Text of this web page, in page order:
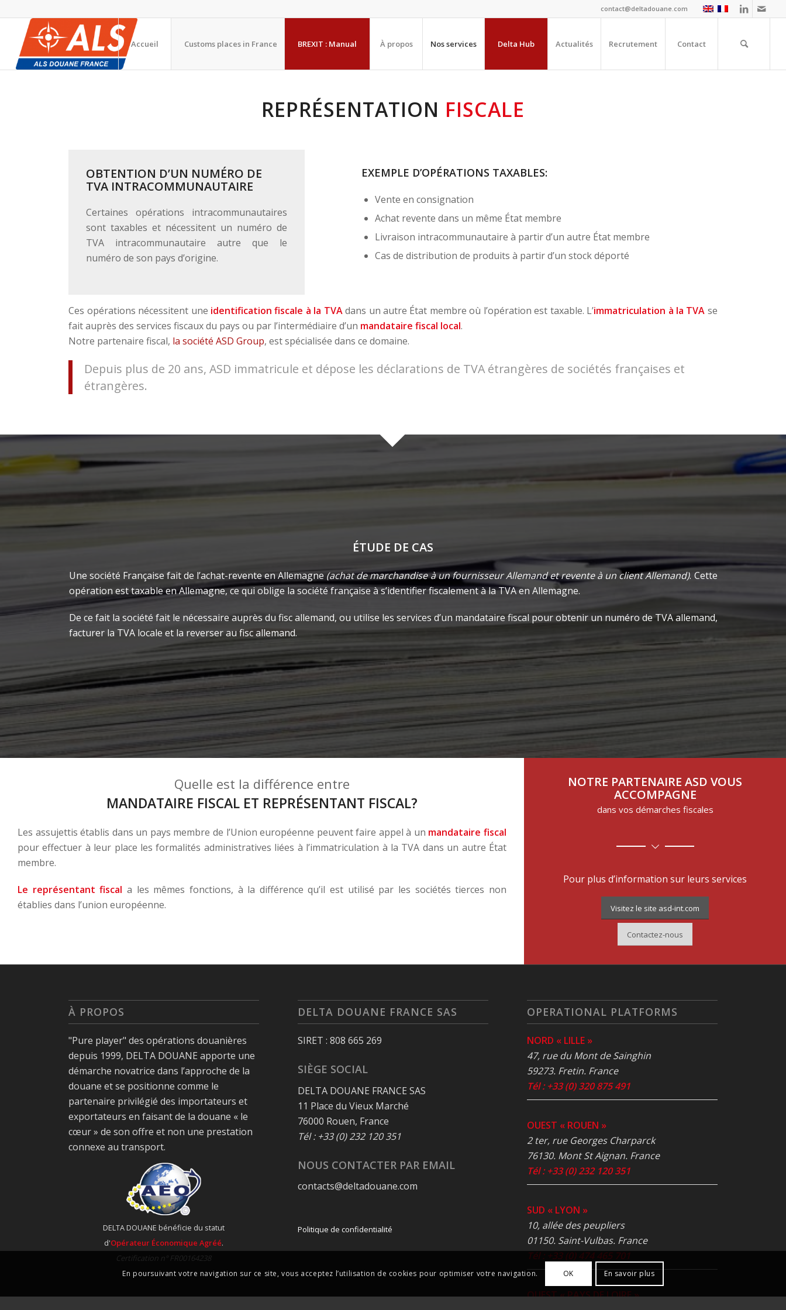
contact@deltadouane.com
Accueil Customs places in France BREXIT : Manual À propos Nos services Delta Hub Actualités Recrutement Contact
REPRÉSENTATION FISCALE
OBTENTION D’UN NUMÉRO DE
TVA INTRACOMMUNAUTAIRE
Certaines opérations intracommunautaires
sont taxables et nécessitent un numéro de
TVA intracommunautaire autre que le
numéro de son pays d’origine.
EXEMPLE D’OPÉRATIONS TAXABLES:
Vente en consignation
Achat revente dans un même État membre
Livraison intracommunautaire à partir d’un autre État membre
Cas de distribution de produits à partir d’un stock déporté
Ces opérations nécessitent une identification fiscale à la TVAdans un autre État membre où l’opération est taxable. L’immatriculation à la TVA se
fait auprès des services fiscaux du pays ou par l’intermédiaire d’un mandataire fiscal local.
Notre partenaire fiscal, la société ASD Group, est spécialisée dans ce domaine.
Depuis plus de 20 ans, ASD immatricule et dépose les déclarations de TVA étrangères de sociétés françaises et
étrangères.
ÉTUDE DE CAS
Une société Française fait de l’achat-revente en Allemagne(achat de marchandise à un fournisseur Allemand et revente à un client Allemand). Cette
opération est taxable en Allemagne, ce qui oblige la société française à s’identifier fiscalement à la TVA en Allemagne.
De ce fait la société fait le nécessaire auprès du fisc allemand, ou utilise les services d’un mandataire fiscal pour obtenir un numéro de TVA allemand,
facturer la TVA locale et la reverser au fisc allemand.
Quelle est la différence entre
MANDATAIRE FISCAL ET REPRÉSENTANT FISCAL?
Les assujettis établis dans un pays membre de l’Union européenne peuvent faire appel à un mandataire fiscal
pour effectuer à leur place les formalités administratives liées à l’immatriculation à la TVA dans un autre État
membre.
Le représentant fiscal a les mêmes fonctions, à la différence qu’il est utilisé par les sociétés tierces non
établies dans l’union européenne.
NOTRE PARTENAIRE ASD VOUS
ACCOMPAGNE
dans vos démarches fiscales
Pour plus d’information sur leurs services
Visitez le site asd-int.com
Contactez-nous
À PROPOS
"Pure player" des opérations douanières
depuis 1999, DELTA DOUANE apporte une
démarche novatrice dans l’approche de la
douane et se positionne comme le
partenaire privilégié des importateurs et
exportateurs en faisant de la douane « le
cœur » de son offre et non une prestation
connexe au transport.
DELTA DOUANE bénéficie du statut
d'Opérateur Économique Agréé.
Certification n° FR00164238
DELTA DOUANE FRANCE SAS
SIRET : 808 665 269
SIÈGE SOCIAL
DELTA DOUANE FRANCE SAS
11 Place du Vieux Marché
76000 Rouen, France
Tél : +33 (0) 232 120 351
NOUS CONTACTER PAR EMAIL
contacts@deltadouane.com
Politique de confidentialité
OPERATIONAL PLATFORMS
NORD « LILLE »
47, rue du Mont de Sainghin
59273. Fretin. France
Tél : +33 (0) 320 875 491
OUEST « ROUEN »
2 ter, rue Georges Charparck
76130. Mont St Aignan. France
Tél : +33 (0) 232 120 351
SUD « LYON »
10, allée des peupliers
01150. Saint-Vulbas. France
Tél : +33 (0) 474 465 701
OUEST « PAYS DE LOIRE »
En poursuivant votre navigation sur ce site, vous acceptez l’utilisation de cookies pour optimiser votre navigation. OK En savoir plus